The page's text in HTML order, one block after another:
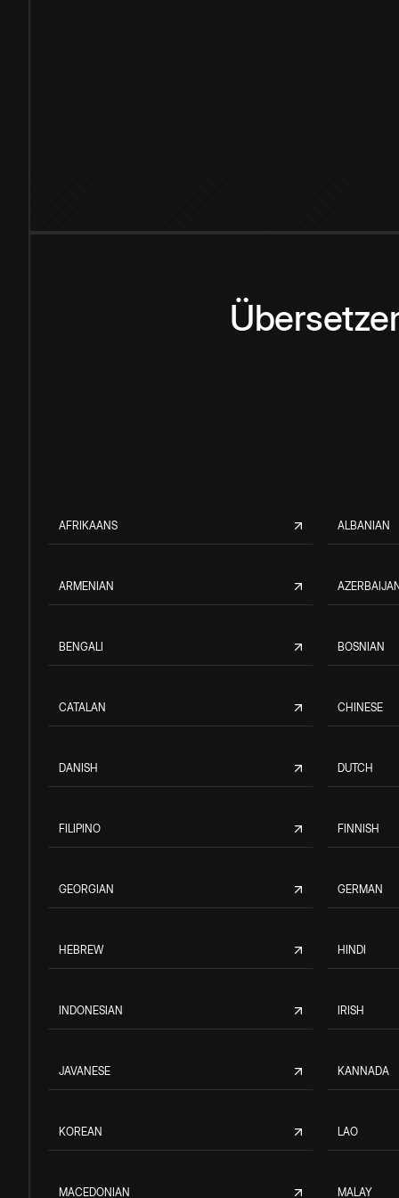
AFRIKAANS ALBANIAN
ARMENIAN
BENGALI BOSNIAN
CATALAN CHINESE
DANISH DUTCH
FILIPINO FINNISH
GEORGIAN GERMAN
HEBREW HINDI
INDONESIAN IRISH
JAVANESE KANNADA
KOREAN LAO
MACEDONIAN MALAY